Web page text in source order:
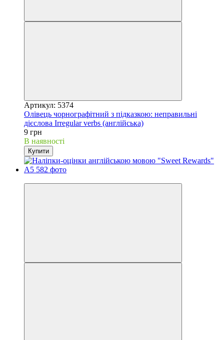
Артикул: 5374
Олівець чорнографітний з підказкою: неправильні
дієслова Irregular verbs (англійська)
9 грн
В наявності
Купити